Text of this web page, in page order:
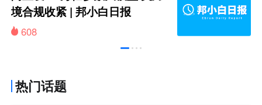
境合规收紧 | 邦小白日报
608
热门话题